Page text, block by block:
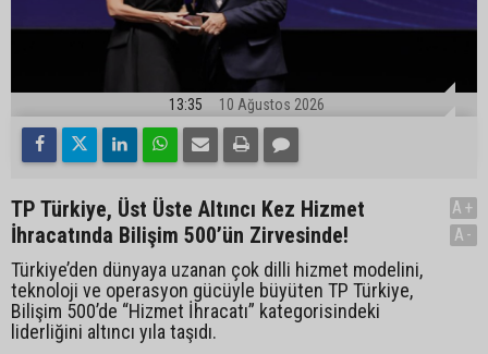
13:35 10 Ağustos 2026
TP Türkiye, Üst Üste Altıncı Kez Hizmet
İhracatında Bilişim 500’ün Zirvesinde!
Türkiye’den dünyaya uzanan çok dilli hizmet modelini,
teknoloji ve operasyon gücüyle büyüten TP Türkiye,
Bilişim 500’de “Hizmet İhracatı” kategorisindeki
liderliğini altıncı yıla taşıdı.
A+
A-